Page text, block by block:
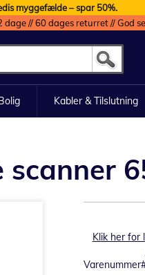
myggefælde – spar 50%.
dage // 60 dages returret // God
Kabler & Tilslutning
Klik her for
Varenummer